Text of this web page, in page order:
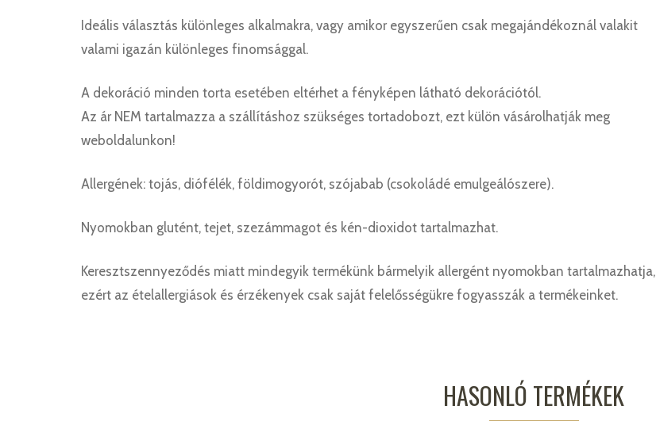
Ideális választás különleges alkalmakra, vagy amikor egyszerűen csak megajándékoznál valakit
valami igazán különleges finomsággal.
A dekoráció minden torta esetében eltérhet a fényképen látható dekorációtól.
Az ár NEM tartalmazza a szállításhoz szükséges tortadobozt, ezt külön vásárolhatják meg
weboldalunkon!
Allergének: tojás, diófélék, földimogyorót, szójabab (csokoládé emulgeálószere).
Nyomokban glutént, tejet, szezámmagot és kén-dioxidot tartalmazhat.
Keresztszennyeződés miatt mindegyik termékünk bármelyik allergént nyomokban tartalmazhatja,
ezért az ételallergiások és érzékenyek csak saját felelősségükre fogyasszák a termékeinket.
HASONLÓ TERMÉKEK